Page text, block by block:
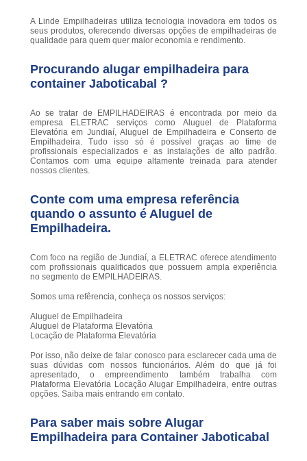
A Linde Empilhadeiras utiliza tecnologia inovadora em todos os
seus produtos, oferecendo diversas opções de empilhadeiras de
qualidade para quem quer maior economia e rendimento.
Procurando alugar empilhadeira para
container Jaboticabal ?
Ao se tratar de EMPILHADEIRAS é encontrada por meio da
empresa ELETRAC serviços como Aluguel de Plataforma
Elevatória em Jundiaí, Aluguel de Empilhadeira e Conserto de
Empilhadeira. Tudo isso só é possível graças ao time de
profissionais especializados e as instalações de alto padrão.
Contamos com uma equipe altamente treinada para atender
nossos clientes.
Conte com uma empresa referência
quando o assunto é Aluguel de
Empilhadeira.
Com foco na região de Jundiaí, a ELETRAC oferece atendimento
com profissionais qualificados que possuem ampla experiência
no segmento de EMPILHADEIRAS.
Somos uma refêrencia, conheça os nossos serviços:
Aluguel de Empilhadeira
Aluguel de Plataforma Elevatória
Locação de Plataforma Elevatória
Por isso, não deixe de falar conosco para esclarecer cada uma de
suas dúvidas com nossos funcionários. Além do que já foi
apresentado, o empreendimento também trabalha com
Plataforma Elevatória Locação Alugar Empilhadeira, entre outras
opções. Saiba mais entrando em contato.
Para saber mais sobre Alugar
Empilhadeira para Container Jaboticabal